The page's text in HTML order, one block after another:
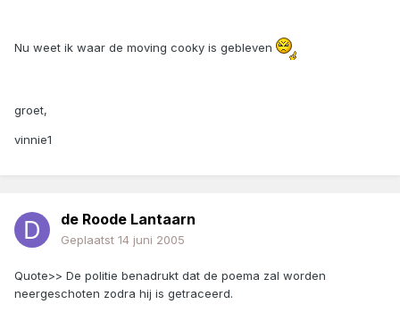
Nu weet ik waar de moving cooky is gebleven
groet,
vinnie1
de Roode Lantaarn
Geplaatst 14 juni 2005
Quote>> De politie benadrukt dat de poema zal worden
neergeschoten zodra hij is getraceerd.